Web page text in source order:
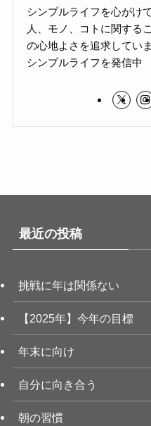
シンプルライフを心がけ
人、モノ、コトに関する
の心地よさを追求していま
シンプルライフを発信中
最近の投稿
挑戦に年は関係ない
【2025年】今年の目標
年末に向け
自分に向き合う
朝の習慣